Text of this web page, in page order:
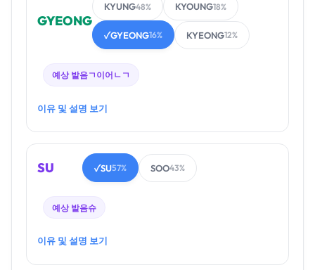
GYEONG
KYUNG48% KYOUNG18%
✓GYEONG16% KYEONG12%
예상 발음ㄱ이어ㄴㄱ
이유 및 설명 보기
SU ✓SU57% SOO43%
예상 발음슈
이유 및 설명 보기